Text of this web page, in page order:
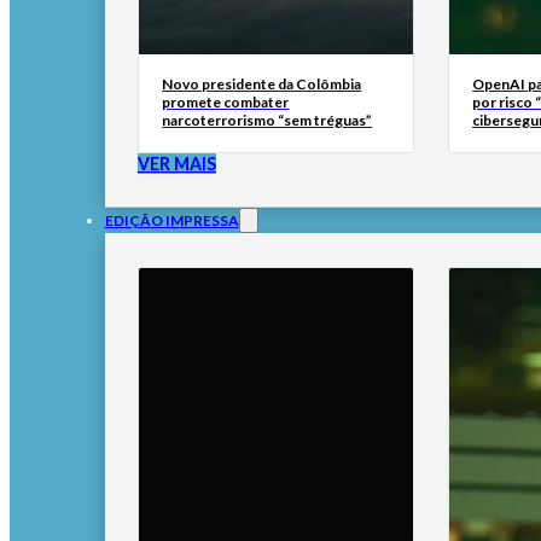
Novo presidente da Colômbia
promete combater
narcoterrorismo “sem tréguas”
OpenAI
por risco
VER MAIS
EDIÇÃO IMPRESSA